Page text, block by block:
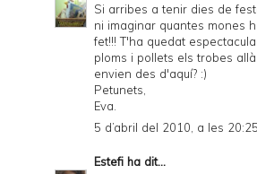
Si arribes a tenir dies de
ni imaginar quantes mones
fet!!! T'ha quedat
ploms i pollets els trobes
envien des d'aquí? :)
Petunets,
Eva.
5 d’abril del 2010, a les 20:25
Estefi ha dit...